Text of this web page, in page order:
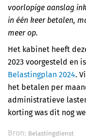
voorlopige aanslag
in één keer betalen,
meer op.
Het kabinet heeft
2023 voorgesteld en
Belastingplan 2024.
het betalen per
administratieve
korting was dit nog
Bron: Belastingdienst